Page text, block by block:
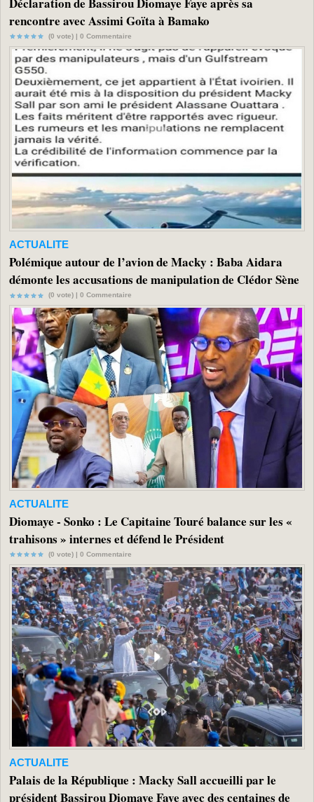
rencontre avec Assimi Goïta à Bamako
(0 vote) | 0 Commentaire
ACTUALITE
Polémique autour de l’avion de Macky : Baba Aidara
démonte les accusations de manipulation de Clédor Sène
(0 vote) | 0 Commentaire
ACTUALITE
Diomaye - Sonko : Le Capitaine Touré balance sur les «
trahisons » internes et défend le Président
(0 vote) | 0 Commentaire
ACTUALITE
Palais de la République : Macky Sall accueilli par le
président Bassirou Diomaye Faye avec des centaines de